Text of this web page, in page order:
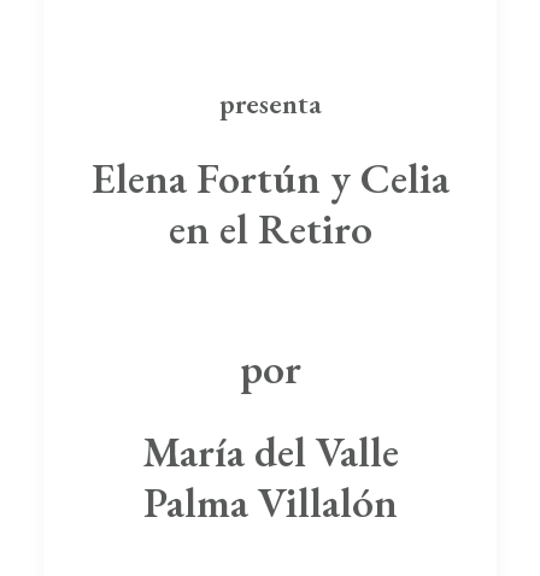
presenta
Elena Fortún y Celia
en el Retiro
por
María del Valle
Palma Villalón